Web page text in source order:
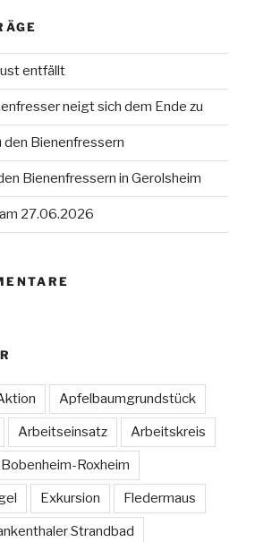
entfällt
neigt sich dem Ende zu
den Bienenfressern
Bienenfressern in Gerolsheim
27.06.2026
Apfelbaumgrundstück
Arbeitseinsatz Arbeitskreis
Bobenheim-Roxheim
Exkursion Fledermaus
Strandbad